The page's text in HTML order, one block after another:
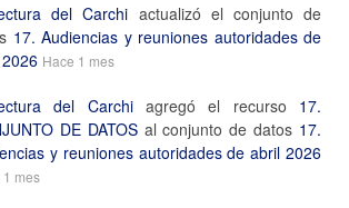
del Carchi actualizó el conjunto de
17. Audiencias y reuniones autoridades de
Hace 1 mes
del Carchiagregó el recurso 17.
DE DATOSal conjunto de datos 17.
y reuniones autoridades de abril 2026
1 mes